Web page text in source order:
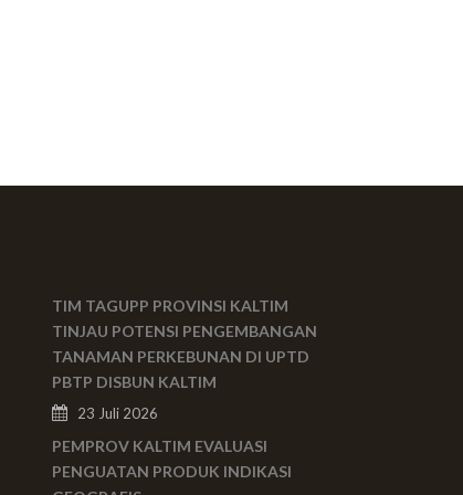
TIM TAGUPP PROVINSI KALTIM
TINJAU POTENSI PENGEMBANGAN
TANAMAN PERKEBUNAN DI UPTD
PBTP DISBUN KALTIM
23 Juli 2026
PEMPROV KALTIM EVALUASI
PENGUATAN PRODUK INDIKASI